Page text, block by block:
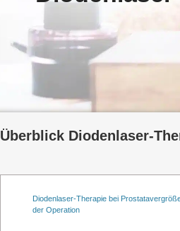
Überblick Diodenlaser-
Diodenlaser-Therapie bei
der Operation